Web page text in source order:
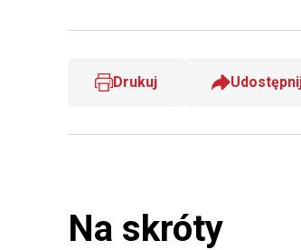
Drukuj
Na skróty